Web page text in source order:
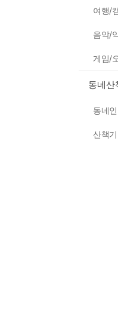
여행/
음악/
게임/
동네산
동네
산책